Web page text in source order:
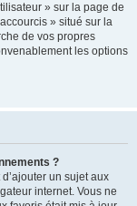
» sur la page de
» situé sur la
de vos propres
les options
?
un sujet aux
internet. Vous ne